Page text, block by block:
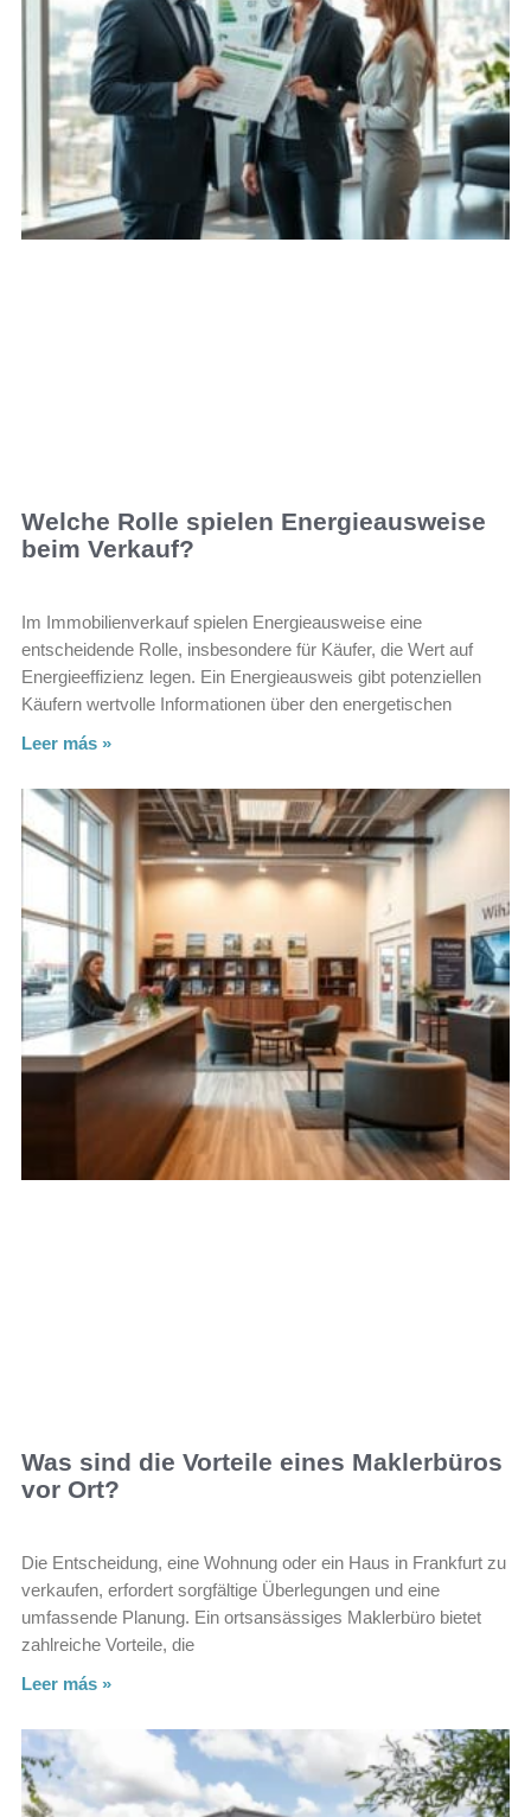
Welche Rolle spielen Energieausweise
beim Verkauf?
Im Immobilienverkauf spielen Energieausweise eine
entscheidende Rolle, insbesondere für Käufer, die Wert auf
Energieeffizienz legen. Ein Energieausweis gibt potenziellen
Käufern wertvolle Informationen über den energetischen
Leer más »
Was sind die Vorteile eines Maklerbüros
vor Ort?
Die Entscheidung, eine Wohnung oder ein Haus in Frankfurt zu
verkaufen, erfordert sorgfältige Überlegungen und eine
umfassende Planung. Ein ortsansässiges Maklerbüro bietet
zahlreiche Vorteile, die
Leer más »